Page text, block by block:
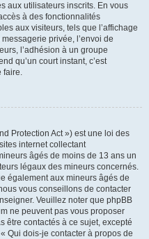
aux utilisateurs inscrits. En vous
à des fonctionnalités
aux visiteurs, tels que l’affichage
privée, l’envoi de
l’adhésion à un groupe
qu’un court instant, c’est
faire.
Protection Act ») est une loi des
internet collectant
âgés de moins de 13 ans un
légaux des mineurs concernés.
également aux mineurs âgés de
vous conseillons de contacter
Veuillez noter que phpBB
ne peuvent pas vous proposer
être contactés à ce sujet, excepté
Qui dois-je contacter à propos de